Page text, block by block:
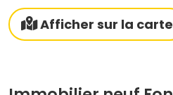
Afficher sur la carte